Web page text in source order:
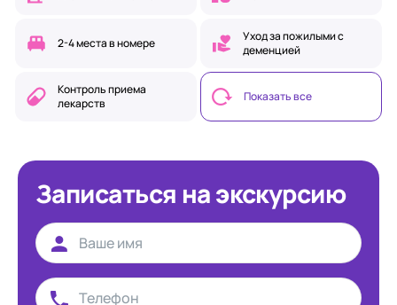
2-4 места в номере
Уход за пожилыми с
деменцией
Контроль приема
лекарств
Показать все
Записаться на экскурсию